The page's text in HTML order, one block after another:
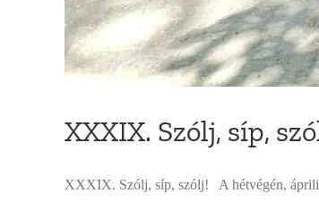
XXXIX. Szólj, síp,
XXXIX. Szólj, síp, szólj! A hétvégén,